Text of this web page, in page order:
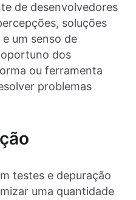
de desenvolvedores
soluções
um senso de
dos
ou ferramenta
problemas
testes e depuração
uma quantidade